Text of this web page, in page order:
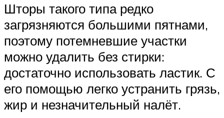
Шторы такого типа редко
загрязняются большими пятнами,
поэтому потемневшие участки
можно удалить без стирки:
достаточно использовать ластик. С
его помощью легко устранить грязь,
жир и незначительный налёт.